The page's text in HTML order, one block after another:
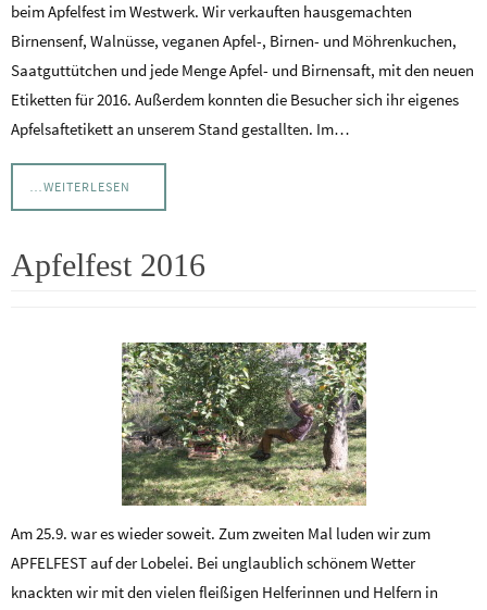
beim Apfelfest im Westwerk. Wir verkauften hausgemachten
Birnensenf, Walnüsse, veganen Apfel-, Birnen- und Möhrenkuchen,
Saatguttütchen und jede Menge Apfel- und Birnensaft, mit den neuen
Etiketten für 2016. Außerdem konnten die Besucher sich ihr eigenes
Apfelsaftetikett an unserem Stand gestallten. Im…
…WEITERLESEN
Apfelfest 2016
Am 25.9. war es wieder soweit. Zum zweiten Mal luden wir zum
APFELFEST auf der Lobelei. Bei unglaublich schönem Wetter
knackten wir mit den vielen fleißigen Helferinnen und Helfern in